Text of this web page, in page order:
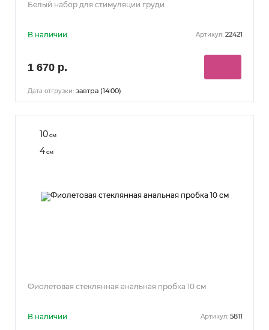
Белый набор для стимуляции груди
В наличии Артикул: 22421
1 670 р.
Дата отгрузки: завтра (14:00)
10см
4см
Фиолетовая стеклянная анальная пробка 10 см
В наличии Артикул: 5811